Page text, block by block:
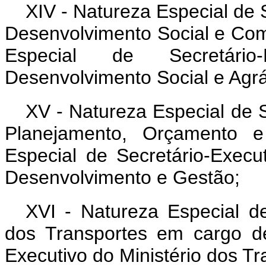
XIV - Natureza Especial de
Desenvolvimento Social e
Especial de
Desenvolvimento Social e
XV - Natureza Especial de
Planejamento,
Especial de Secretário-
Desenvolvimento e Gestão;
XVI - Natureza Especial
dos Transportes em cargo
Executivo do Ministério dos